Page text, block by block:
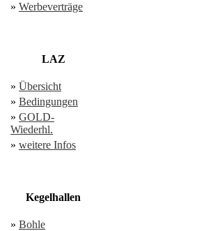
» Werbeverträge
LAZ
» Übersicht
» Bedingungen
» GOLD-
Wiederhl.
» weitere Infos
Kegelhallen
» Bohle